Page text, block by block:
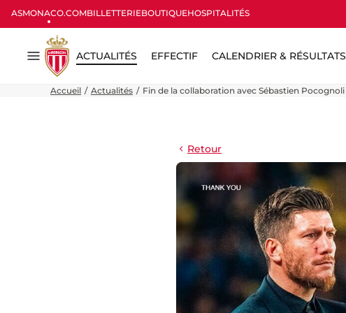
ASMONACO.COMBILLETTERIEBOUTIQUEHOSPITALITÉS
Menu
ACTUALITÉS EFFECTIF CALENDRIER & RÉSULTATS
Accueil Actualités Fin de la collaboration avec Sébastien Pocognoli
Retour